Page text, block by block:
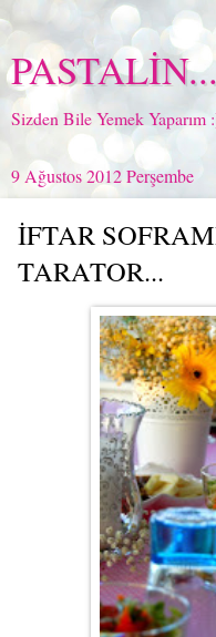
Sizden Bile Yemek Yaparım
9 Ağustos 2012 Perşembe
İFTAR
TARATOR...